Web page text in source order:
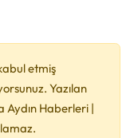
etmiş
Yazılan
Aydın Haberleri |